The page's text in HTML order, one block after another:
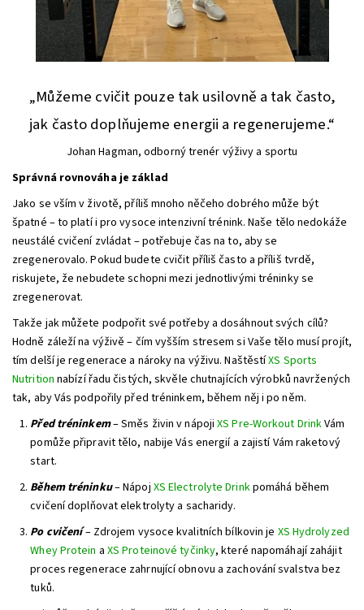
„Můžeme cvičit pouze tak usilovně a tak často,
jak často doplňujeme energii a regenerujeme.“
Johan Hagman, odborný trenér výživy a sportu
Správná rovnováha je základ
Jako se vším v životě, příliš mnoho něčeho dobrého může být
špatné – to platí i pro vysoce intenzivní trénink. Naše tělo nedokáže
neustálé cvičení zvládat – potřebuje čas na to, aby se
zregenerovalo. Pokud budete cvičit příliš často a příliš tvrdě,
riskujete, že nebudete schopni mezi jednotlivými tréninky se
zregenerovat.
Takže jak můžete podpořit své potřeby a dosáhnout svých cílů?
Hodně záleží na výživě – čím vyšším stresem si Vaše tělo musí projít,
tím delší je regenerace a nároky na výživu. NaštěstíXS Sports
Nutrition nabízí řadu čistých, skvěle chutnajících výrobků navržených
tak, aby Vás podpořily před tréninkem, během něj i po něm.
Před tréninkem– Směs živin v nápojiXS Pre-Workout DrinkVám
pomůže připravit tělo, nabije Vás energií a zajistí Vám raketový
start.
Během tréninku– Nápoj XS Electrolyte Drinkpomáhá během
cvičení doplňovat elektrolyty a sacharidy.
Po cvičení– Zdrojem vysoce kvalitních bílkovin je XS Hydrolyzed
Whey Protein a XS Proteinové tyčinky, které napomáhají zahájit
proces regenerace zahrnující obnovu a zachování svalstva bez
tuků.